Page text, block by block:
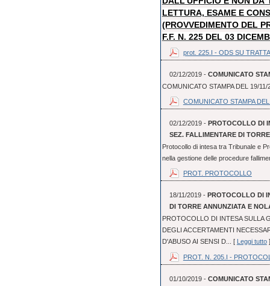
LETTURA, ESAME E
(PROVVEDIMENTO DEL
F.F. N. 225 DEL 03
prot. 225.I - ODS SU
02/12/2019 - COMUNICATO
COMUNICATO STAMPA DEL 19/11/
COMUNICATO STAMPA
02/12/2019 - PROTOCOLLO DI
SEZ. FALLIMENTARE DI
Protocollo di intesa tra Tribunale e
nella gestione delle procedure
PROT. PROTOCOLLO
18/11/2019 - PROTOCOLLO DI
DI TORRE ANNUNZIATA E
PROTOCOLLO DI INTESA SULLA
DEGLI ACCERTAMENTI
D'ABUSO AI SENSI D... [ Leggi tutto]
PROT. N. 205.I -
01/10/2019 - COMUNICATO